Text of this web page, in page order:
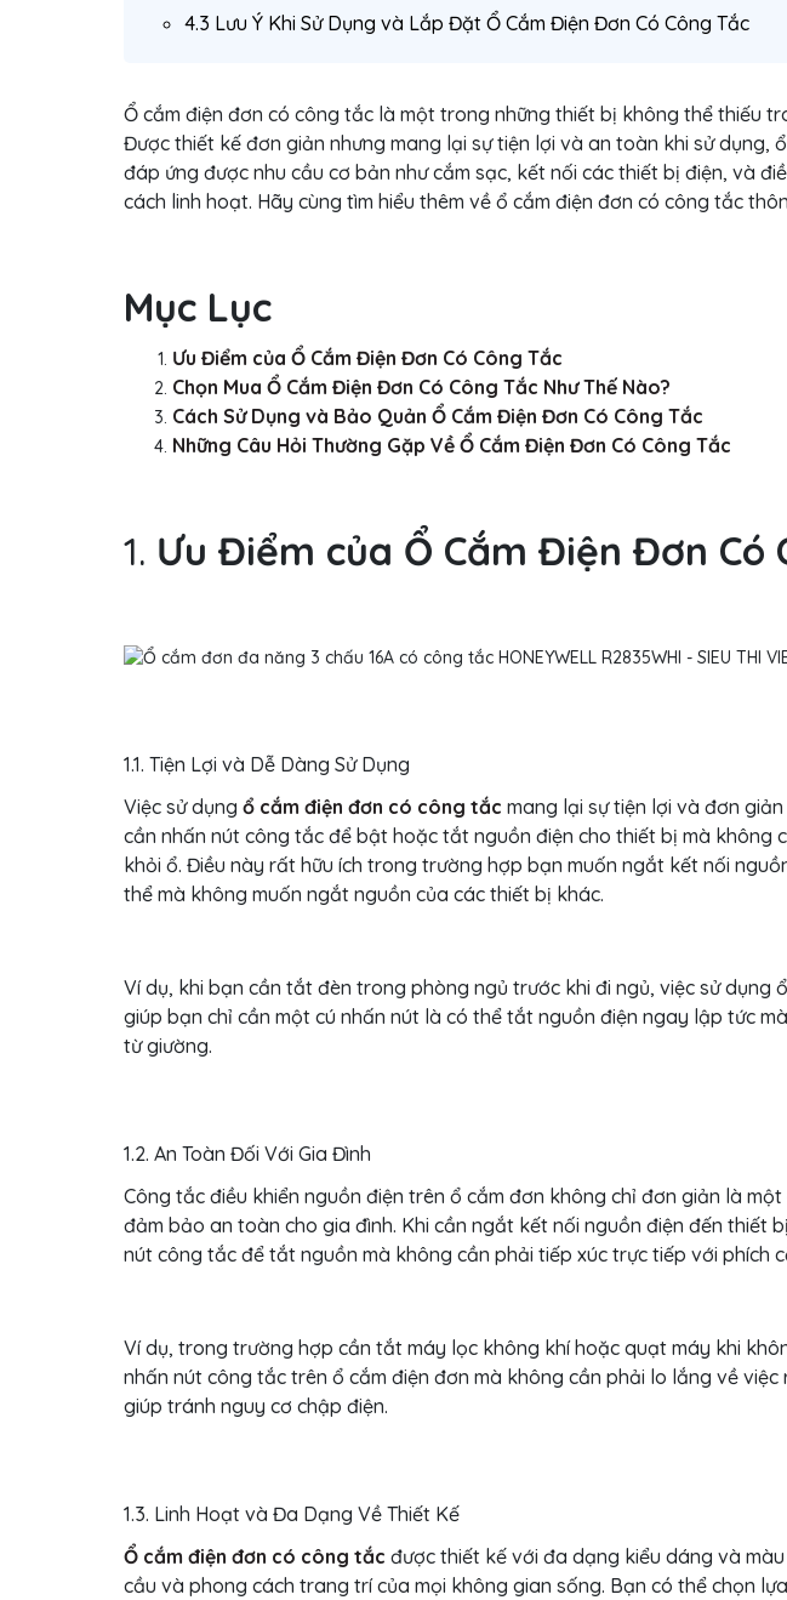
4.3 Lưu Ý Khi Sử Dụng và Lắp Đặt Ổ Cắm Điện Đơn Có Công Tắc
Ổ cắm điện đơn có công tắc là một trong những thiết bị không thể thiếu
Được thiết kế đơn giản nhưng mang lại sự tiện lợi và an toàn khi sử dụng,
đáp ứng được nhu cầu cơ bản như cắm sạc, kết nối các thiết bị điện, và
cách linh hoạt. Hãy cùng tìm hiểu thêm về ổ cắm điện đơn có công tắc
Mục Lục
Ưu Điểm của Ổ Cắm Điện Đơn Có Công Tắc
Chọn Mua Ổ Cắm Điện Đơn Có Công Tắc Như Thế Nào?
Cách Sử Dụng và Bảo Quản Ổ Cắm Điện Đơn Có Công Tắc
Những Câu Hỏi Thường Gặp Về Ổ Cắm Điện Đơn Có Công Tắc
1. Ưu Điểm của Ổ Cắm Điện Đơn Có
1.1. Tiện Lợi và Dễ Dàng Sử Dụng
Việc sử dụng ổ cắm điện đơn có công tắc mang lại sự tiện lợi và đơn
cần nhấn nút công tắc để bật hoặc tắt nguồn điện cho thiết bị mà không
khỏi ổ. Điều này rất hữu ích trong trường hợp bạn muốn ngắt kết nối
thể mà không muốn ngắt nguồn của các thiết bị khác.
Ví dụ, khi bạn cần tắt đèn trong phòng ngủ trước khi đi ngủ, việc sử dụng
giúp bạn chỉ cần một cú nhấn nút là có thể tắt nguồn điện ngay lập tức
từ giường.
1.2. An Toàn Đối Với Gia Đình
Công tắc điều khiển nguồn điện trên ổ cắm đơn không chỉ đơn giản là một
đảm bảo an toàn cho gia đình. Khi cần ngắt kết nối nguồn điện đến thiết
nút công tắc để tắt nguồn mà không cần phải tiếp xúc trực tiếp với phích
Ví dụ, trong trường hợp cần tắt máy lọc không khí hoặc quạt máy khi
nhấn nút công tắc trên ổ cắm điện đơn mà không cần phải lo lắng về việc
giúp tránh nguy cơ chập điện.
1.3. Linh Hoạt và Đa Dạng Về Thiết Kế
Ổ cắm điện đơn có công tắc được thiết kế với đa dạng kiểu dáng và
cầu và phong cách trang trí của mọi không gian sống. Bạn có thể chọn